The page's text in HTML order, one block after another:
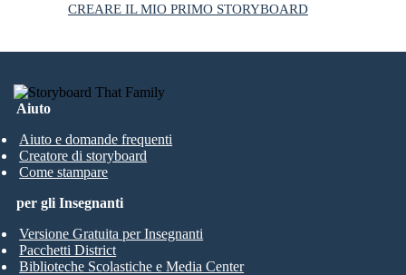
CREARE IL MIO PRIMO STORYBOARD
Aiuto
Aiuto e domande frequenti
Creatore di storyboard
Come stampare
per gli Insegnanti
Versione Gratuita per Insegnanti
Pacchetti District
Biblioteche Scolastiche e Media Center